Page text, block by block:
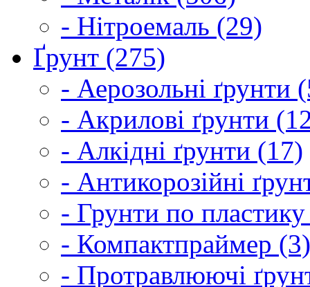
- Нітроемаль (29)
Ґрунт (275)
- Аерозольні ґрунти
- Акрилові ґрунти
- Алкідні ґрунти (17)
- Антикорозійні
- Грунти по
- Компактпраймер (3)
- Протравлюючі